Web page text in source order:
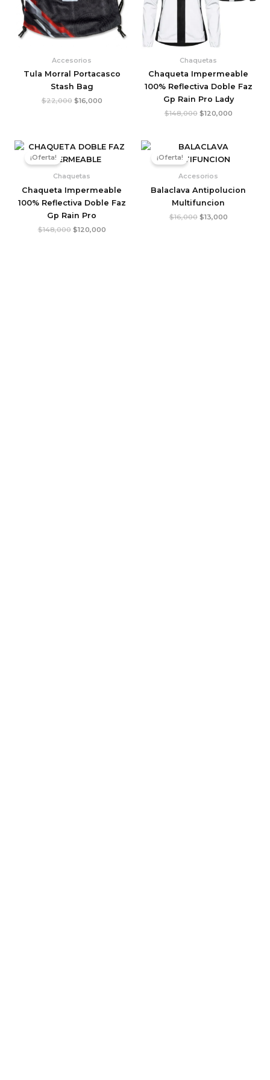
Accesorios
Tula Morral Portacasco
Stash Bag
$22,000 $16,000
Chaquetas
Chaqueta Impermeable
100% Reflectiva Doble Faz
Gp Rain Pro Lady
$148,000 $120,000
¡Oferta!
Chaquetas
Chaqueta Impermeable
100% Reflectiva Doble Faz
Gp Rain Pro
$148,000
El
original
$148,000.
$120,000
El
¡Oferta!
Accesorios
Balaclava Antipolucion
Multifuncion
$16,000
El
original
$16,000.
$13,000
El
actual